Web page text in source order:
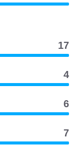
17
4
6
7